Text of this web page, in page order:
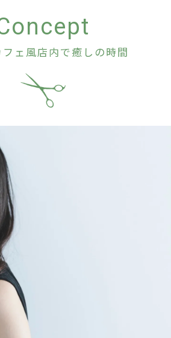
ェ風店内で癒しの時間